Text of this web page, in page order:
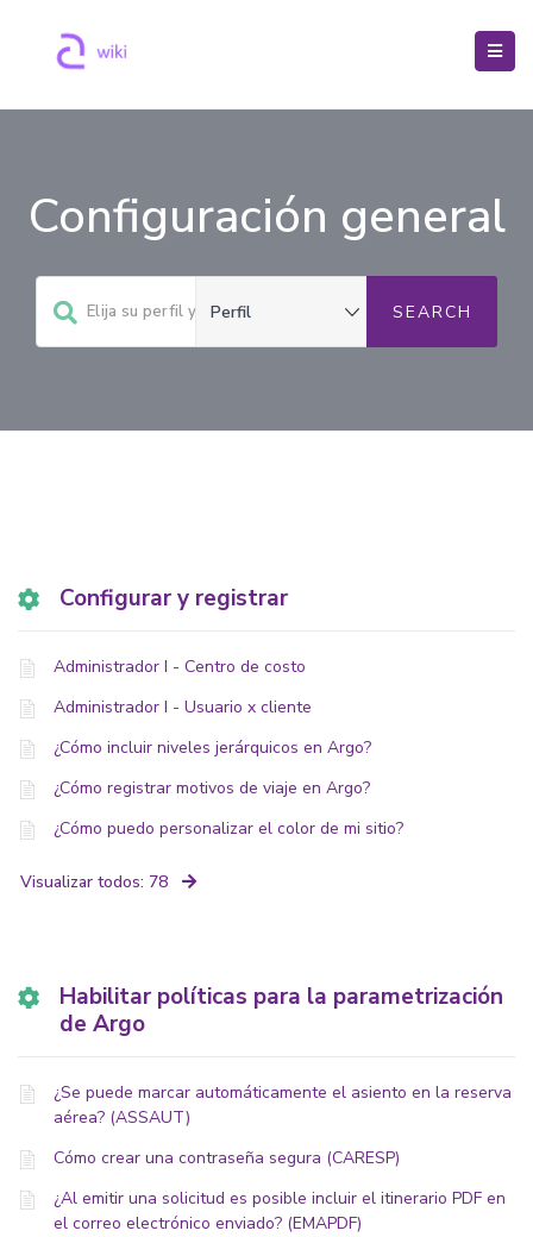
Configuración general
Configurar y registrar
Administrador I - Centro de costo
Administrador I - Usuario x cliente
¿Cómo incluir niveles jerárquicos en Argo?
¿Cómo registrar motivos de viaje en Argo?
¿Cómo puedo personalizar el color de mi sitio?
Visualizar todos: 78
Habilitar políticas para la parametrización
de Argo
¿Se puede marcar automáticamente el asiento en la reserva
aérea? (ASSAUT)
Cómo crear una contraseña segura (CARESP)
¿Al emitir una solicitud es posible incluir el itinerario PDF en
el correo electrónico enviado? (EMAPDF)